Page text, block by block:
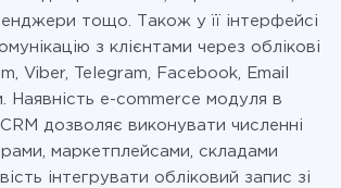
тощо. Також у її інтерфейсі
з клієнтами через облікові
Viber, Telegram, Facebook, Email
Наявність e-commerce модуля в
дозволяє виконувати численні
маркетплейсами, складами
інтегрувати обліковий запис зі